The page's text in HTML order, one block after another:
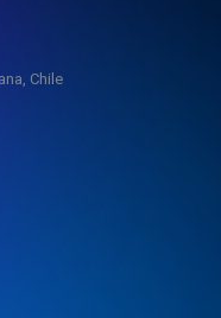
Chile